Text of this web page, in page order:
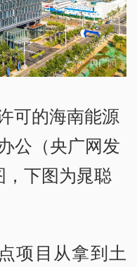
可的海南能源
公（央广网发
，下图为晁聪
项目从拿到土